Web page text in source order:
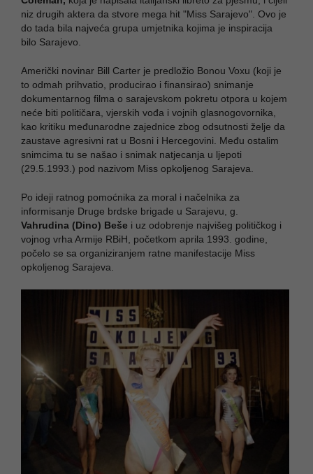
niz drugih aktera da stvore mega hit "Miss Sarajevo". Ovo je
do tada bila najveća grupa umjetnika kojima je inspiracija
bilo Sarajevo.
Američki novinar Bill Carter je predložio Bonou Voxu (koji je
to odmah prihvatio, producirao i finansirao) snimanje
dokumentarnog filma o sarajevskom pokretu otpora u kojem
neće biti političara, vjerskih vođa i vojnih glasnogovornika,
kao kritiku međunarodne zajednice zbog odsutnosti želje da
zaustave agresivni rat u Bosni i Hercegovini. Među ostalim
snimcima tu se našao i snimak natjecanja u ljepoti
(29.5.1993.) pod nazivom Miss opkoljenog Sarajeva.
Po ideji ratnog pomoćnika za moral i načelnika za
informisanje Druge brdske brigade u Sarajevu, g.
Vahrudina (Dino) Beše i uz odobrenje najvišeg političkog i
vojnog vrha Armije RBiH, početkom aprila 1993. godine,
počelo se sa organiziranjem ratne manifestacije Miss
opkoljenog Sarajeva.